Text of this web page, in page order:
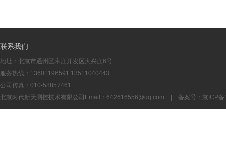
联系我们
地址：北京市通州区宋庄开发区大兴庄6号
服务热线：13601196591 13511040443
公司传真：010-58857461
北京时代新天测控技术有限公司Email： 642616556@qq.com | 备案号： 京ICP